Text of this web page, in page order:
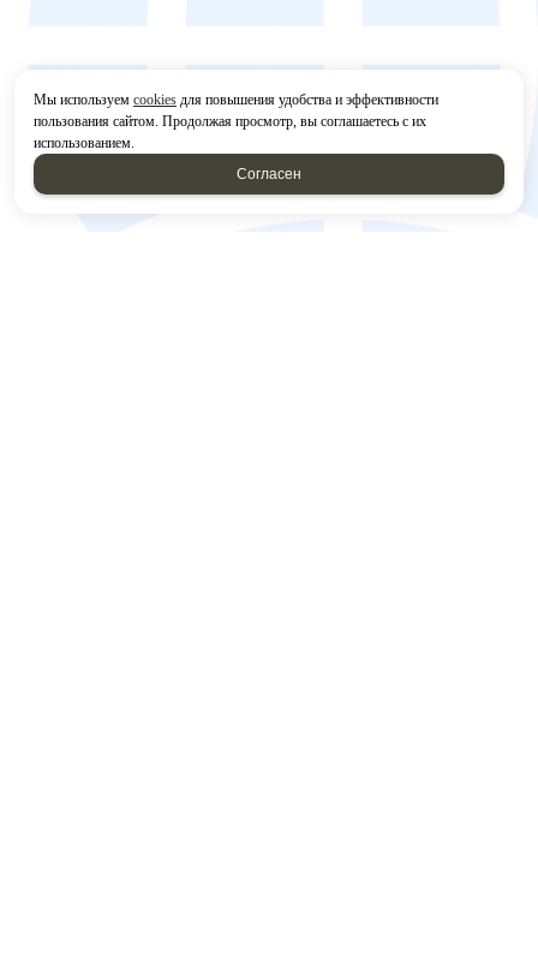
Мы используем cookies для повышения удобства и эффективности
пользования сайтом. Продолжая просмотр, вы соглашаетесь с их
использованием.
Согласен